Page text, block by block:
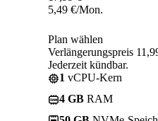
5,49 €/Mon.
Plan wählen
Verlängerungspreis
Jederzeit kündbar.
1 vCPU-Kern
4 GB RAM